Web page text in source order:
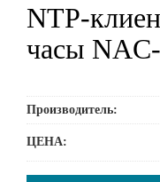
NTP-
часы
Производитель:
ЦЕНА: